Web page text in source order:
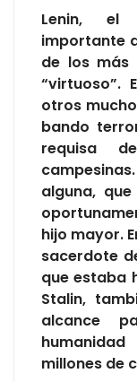
Lenin, el
importante
de los más
“virtuoso”.
otros
bando
requisa
alguna,
hijo mayor.
sacerdote
que estaba
Stalin,
alcance
millones de